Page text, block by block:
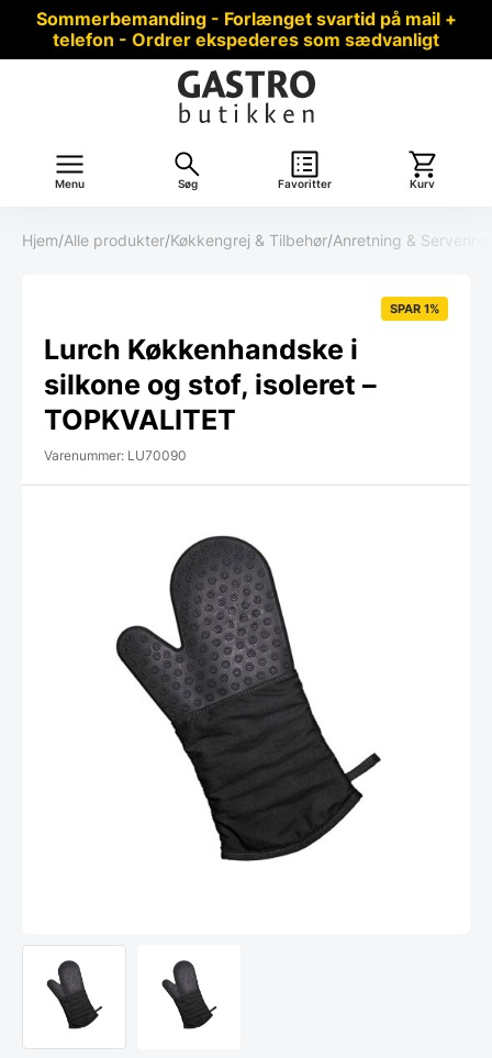
Sommerbemanding - Forlænget svartid på mail +
telefon - Ordrer ekspederes som sædvanligt
Menu Søg Favoritter Kurv
Hjem/Alle produkter/Køkkengrej & Tilbehør/Anretning & Servering
SPAR 1%
Lurch Køkkenhandske i
silkone og stof, isoleret –
TOPKVALITET
Varenummer: LU70090